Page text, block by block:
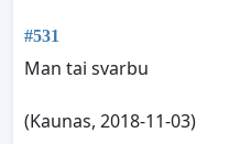
#531
Man tai svarbu
(Kaunas, 2018-11-03)